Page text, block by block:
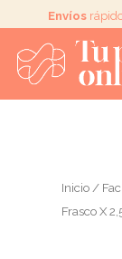
contenido
Envíos
Inicio/
Frasco X